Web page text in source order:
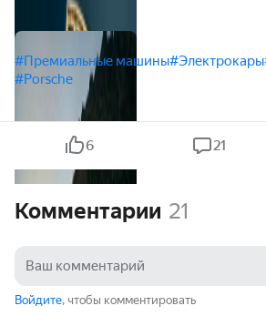
#Премиальные машины#Электрокары
#Porsche
6 21
Комментарии 21
Войдите, чтобы комментировать